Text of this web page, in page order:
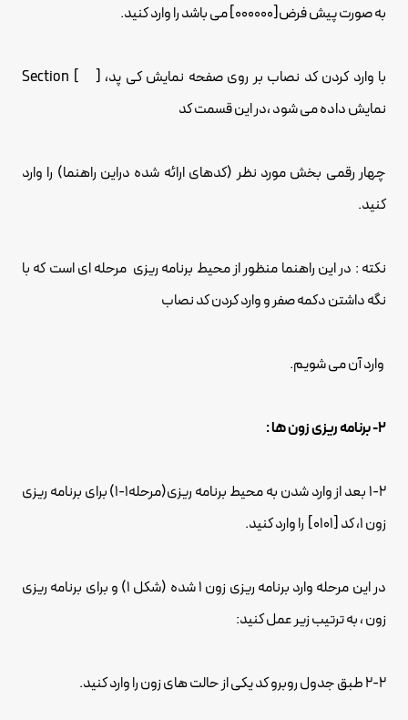
به صورت پیش فرض[000000] می باشد را وارد کنید.
با وارد کردن کد نصاب بر روی صفحه نمایش کی پد، [ ] Section
نمایش داده می شود ،در این قسمت کد
چهار رقمی بخش مورد نظر (کدهای ارائه شده دراین راهنما) را وارد
کنید.
نکته : در این راهنما منظور از محیط برنامه ریزی مرحله ای است که با
نگه داشتن دکمه صفر و وارد کردن کد نصاب
وارد آن می شویم.
2- برنامه ریزی زون ها :
1-2 بعد از وارد شدن به محیط برنامه ریزی(مرحله1-1) برای برنامه ریزی
زون 1، کد [0101] را وارد کنید.
در این مرحله وارد برنامه ریزی زون 1 شده (شکل 1) و برای برنامه ریزی
زون ، به ترتیب زیر عمل کنید:
2-2 طبق جدول روبرو کد یکی از حالت های زون را وارد کنید.